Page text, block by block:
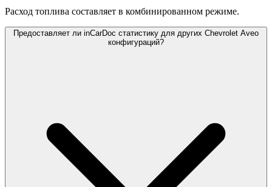
Расход топлива составляет в комбинированном режиме.
Предоставляет ли inCarDoc статистику для других Chevrolet Aveo
конфигураций?